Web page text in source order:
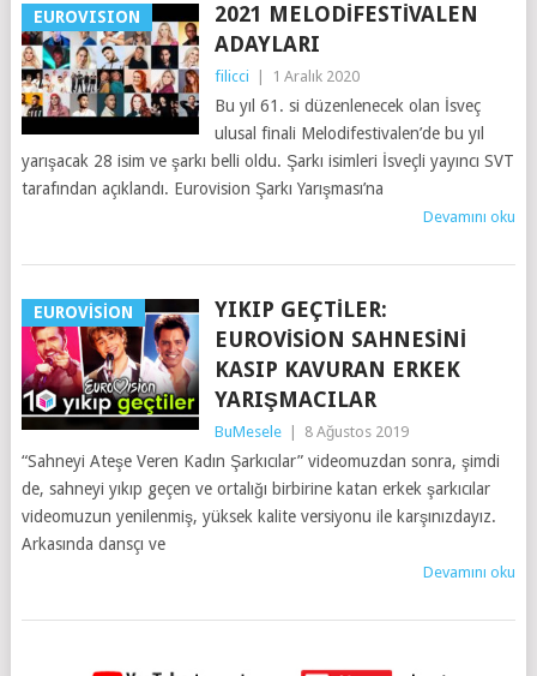
EUROVISION
2021 MELODIFESTIVALEN
ADAYLARI
filicci 1 Aralık 2020
Bu yıl 61. si düzenlenecek olan İsveç
ulusal finali Melodifestivalen’de bu yıl
yarışacak 28 isim ve şarkı belli oldu. Şarkı isimleri İsveçli yayıncı SVT
tarafından açıklandı. Eurovision Şarkı Yarışması’na
Devamını oku
EUROVISION
YIKIP GEÇTILER:
EUROVISION SAHNESINI
KASIP KAVURAN ERKEK
YARIŞMACILAR
BuMesele 8 Ağustos 2019
“Sahneyi Ateşe Veren Kadın Şarkıcılar” videomuzdan sonra, şimdi
de, sahneyi yıkıp geçen ve ortalığı birbirine katan erkek şarkıcılar
videomuzun yenilenmiş, yüksek kalite versiyonu ile karşınızdayız.
Arkasında dansçı ve
Devamını oku
YAZILAR